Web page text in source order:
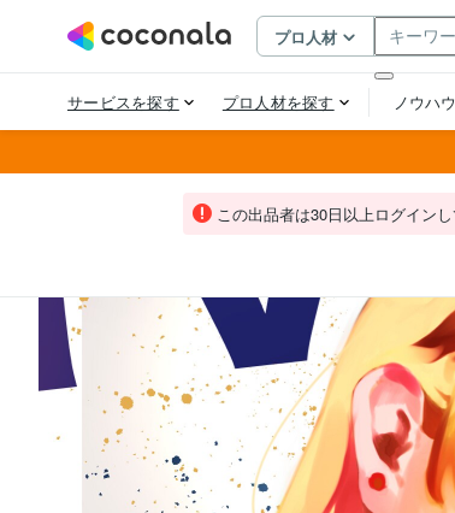
この出品者は30日以上ログイン